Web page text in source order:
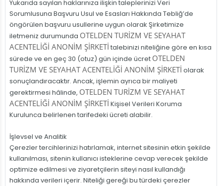
Yukarıda sayılan haklarınıza ilişkin taleplerinizi Veri
Sorumlusuna Başvuru Usul ve Esasları Hakkında Tebliğ’de
öngörülen başvuru usullerine uygun olarak Şirketimize
iletmeniz durumunda OTELDEN TURİZM VE SEYAHAT
ACENTELİĞİ ANONİM ŞİRKETİ talebinizi niteliğine göre en kısa
sürede ve en geç 30 (otuz) gün içinde ücret OTELDEN
TURİZM VE SEYAHAT ACENTELİĞİ ANONİM ŞİRKETİ olarak
sonuçlandıracaktır. Ancak, işlemin ayrıca bir maliyeti
gerektirmesi hâlinde, OTELDEN TURİZM VE SEYAHAT
ACENTELİĞİ ANONİM ŞİRKETİ Kişisel Verileri Koruma
Kurulunca belirlenen tarifedeki ücreti alabilir.
İşlevsel ve Analitik
Çerezler tercihlerinizi hatırlamak, internet sitesinin etkin şekilde
kullanılması, sitenin kullanıcı isteklerine cevap verecek şekilde
optimize edilmesi ve ziyaretçilerin siteyi nasıl kullandığı
hakkında verileri içerir. Niteliği gereği bu türdeki çerezler